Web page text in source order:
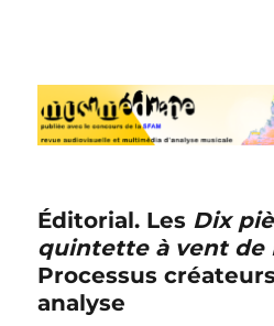
Éditorial. Les Dix
quintette à vent de
Processus
analyse